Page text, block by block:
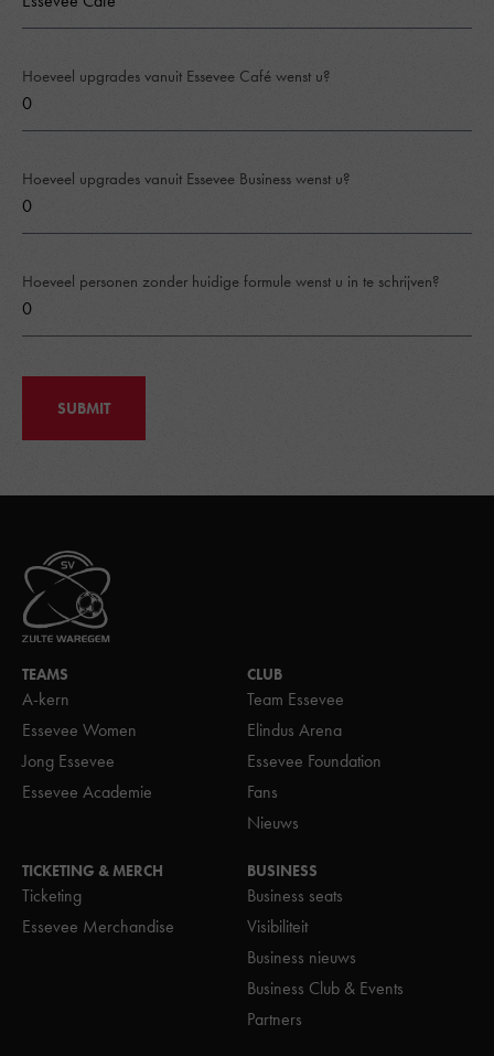
Hoeveel upgrades vanuit Essevee Café wenst u?
Hoeveel upgrades vanuit Essevee Business wenst u?
Hoeveel personen zonder huidige formule wenst u in te schrijven?
SUBMIT
TEAMS
A-kern
Essevee Women
Jong Essevee
Essevee Academie
CLUB
Team Essevee
Elindus Arena
Essevee Foundation
Fans
Nieuws
TICKETING & MERCH
Ticketing
Essevee Merchandise
BUSINESS
Business seats
Visibiliteit
Business nieuws
Business Club & Events
Partners